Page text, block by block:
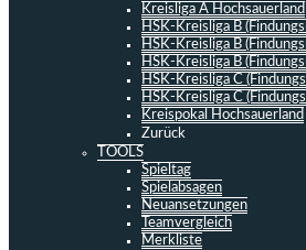
Kreisliga A Hochsauerland
HSK-Kreisliga B
HSK-Kreisliga B
HSK-Kreisliga B
HSK-Kreisliga C
HSK-Kreisliga C
Kreispokal Hochsauerland
Zurück
TOOLS
Spieltag
Spielabsagen
Neuansetzungen
Teamvergleich
Merkliste